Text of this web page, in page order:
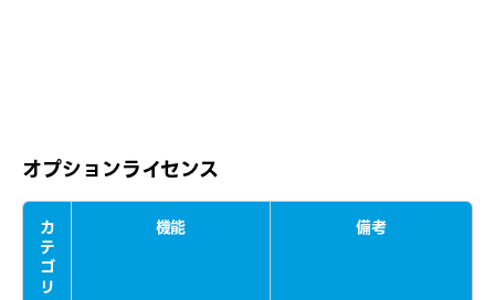
オプションライセンス
カ
テ
ゴ
リ
機能 備考